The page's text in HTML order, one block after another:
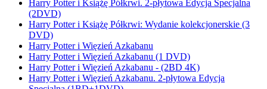
Harry Potter i Książę Półkrwi. 2-płytowa Edycja Specjalna
(2DVD)
Harry Potter i Książę Półkrwi: Wydanie kolekcjonerskie (3
DVD)
Harry Potter i Więzień Azkabanu
Harry Potter i Więzień Azkabanu (1 DVD)
Harry Potter i Więzień Azkabanu - (2BD 4K)
Harry Potter i Więzień Azkabanu. 2-płytowa Edycja